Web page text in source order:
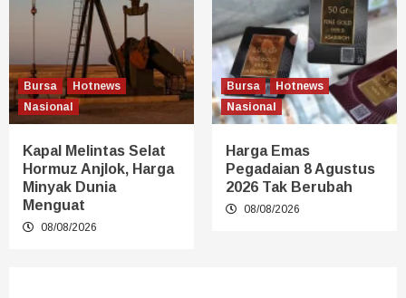
Bursa
Hotnews
Nasional
Kapal Melintas Selat
Hormuz Anjlok, Harga
Minyak Dunia
Menguat
08/08/2026
Bursa
Hotnews
Nasional
Harga Emas
Pegadaian 8 Agustus
2026 Tak Berubah
08/08/2026